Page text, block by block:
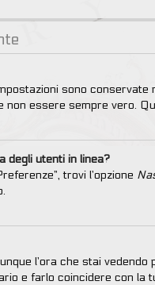
sono
non essere sempre vero.
degli utenti in linea?
trovi l’opzione
l’ora che stai
e farlo coincidere con la